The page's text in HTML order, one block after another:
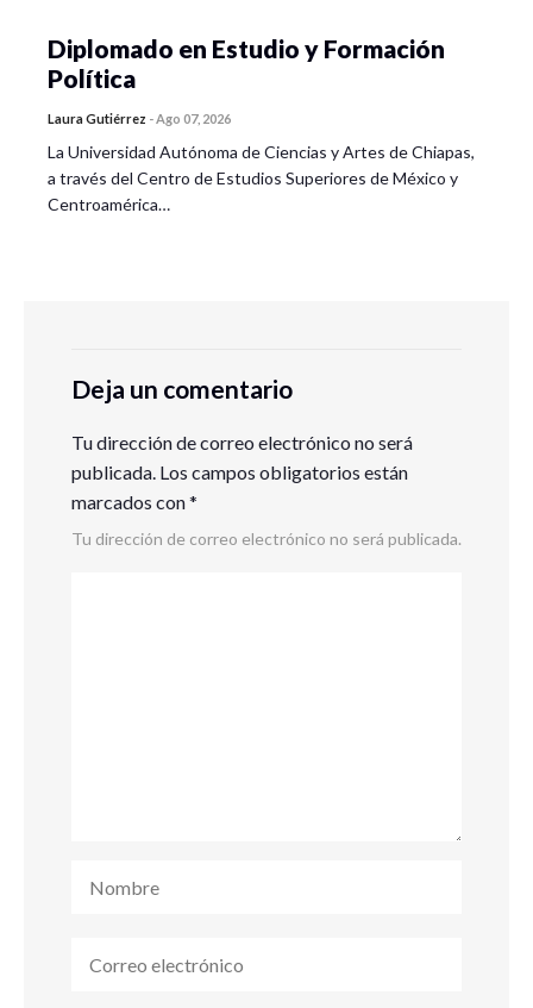
Diplomado en Estudio y Formación
Política
Laura Gutiérrez -Ago 07, 2026
La Universidad Autónoma de Ciencias y Artes de Chiapas,
a través del Centro de Estudios Superiores de México y
Centroamérica…
Deja un comentario
Tu dirección de correo electrónico no será
publicada. Los campos obligatorios están
marcados con*
Tu dirección de correo electrónico no será publicada.